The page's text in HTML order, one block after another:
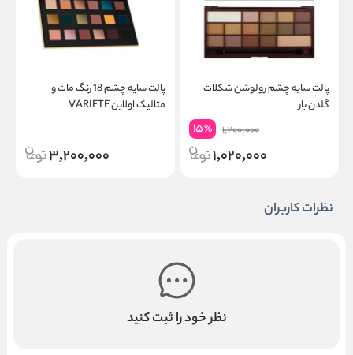
پالت سایه چشم رولوشن شکلات
گلدن بار
1,200,000
15%
1,020,000
پالت سایه چشم 18 رنگ مات و
متالیک اولاین VARIETE
3,200,000
نظرات کاربران
نظر خود را ثبت کنید